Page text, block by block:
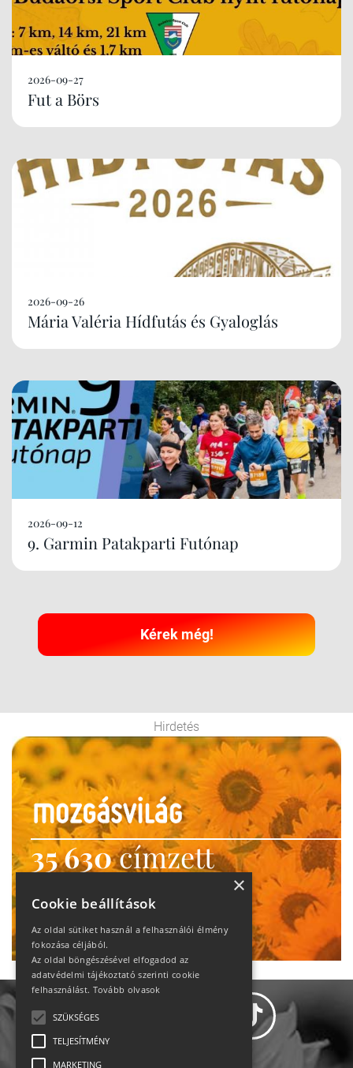
2026-09-27
Fut a Börs
2026-09-26
Mária Valéria Hídfutás és Gyaloglás
2026-09-12
9. Garmin Patakparti Futónap
Kérek még!
Hirdetés
35 630címzett
heti motiváció
Ne maradj le!
×
Cookie beállítások
Az oldal sütiket használ a felhasználói élmény
fokozása céljából.
Az oldal böngészésével elfogadod az
adatvédelmi tájékoztató szerinti cookie
felhasználást. Tovább olvasok
SZÜKSÉGES
TELJESÍTMÉNY
MARKETING